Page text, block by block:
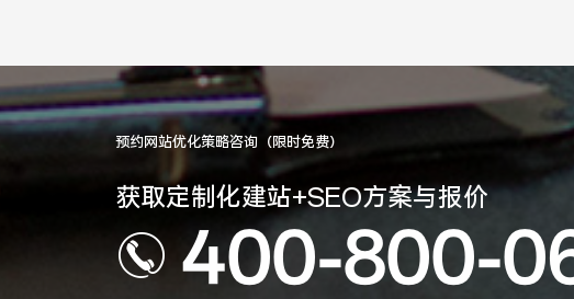
预约网站优化策略咨询（限时免费）
获取定制化建站+SEO方案与报价
400-800-